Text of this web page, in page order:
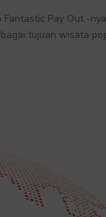
Pay Out -
tujuan wisata